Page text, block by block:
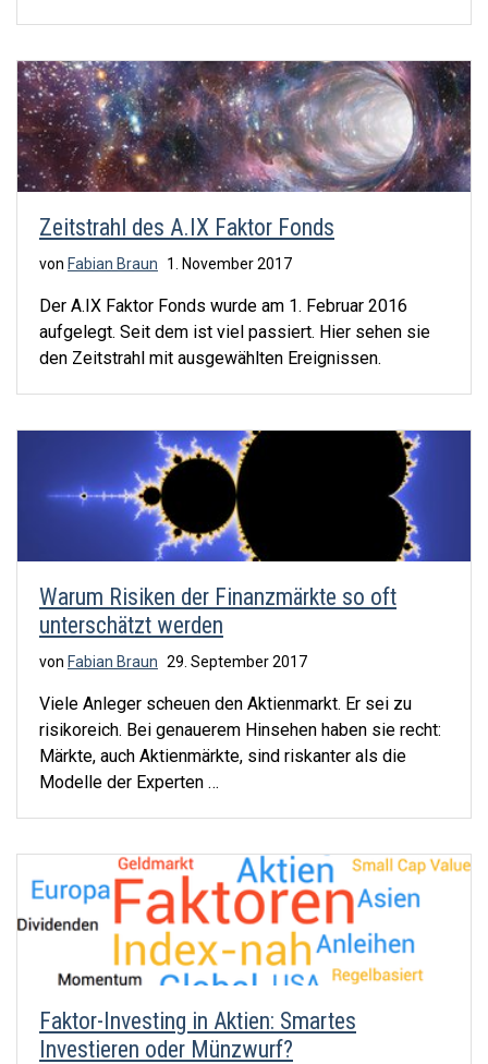
Zeitstrahl des A.IX Faktor Fonds
von Fabian Braun 1. November 2017
Der A.IX Faktor Fonds wurde am 1. Februar 2016
aufgelegt. Seit dem ist viel passiert. Hier sehen sie
den Zeitstrahl mit ausgewählten Ereignissen.
Warum Risiken der Finanzmärkte so oft
unterschätzt werden
von Fabian Braun 29. September 2017
Viele Anleger scheuen den Aktienmarkt. Er sei zu
risikoreich. Bei genauerem Hinsehen haben sie recht:
Märkte, auch Aktienmärkte, sind riskanter als die
Modelle der Experten …
Faktor-Investing in Aktien: Smartes
Investieren oder Münzwurf?